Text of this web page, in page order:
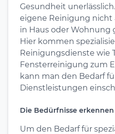
Gesundheit
eigene Reinigung nicht
in Haus oder Wohnung
Hier kommen
Reinigungsdienste wie
Fensterreinigung zum
kann man den Bedarf
Dienstleistungen
Die Bedürfnisse erkennen
Um den Bedarf für